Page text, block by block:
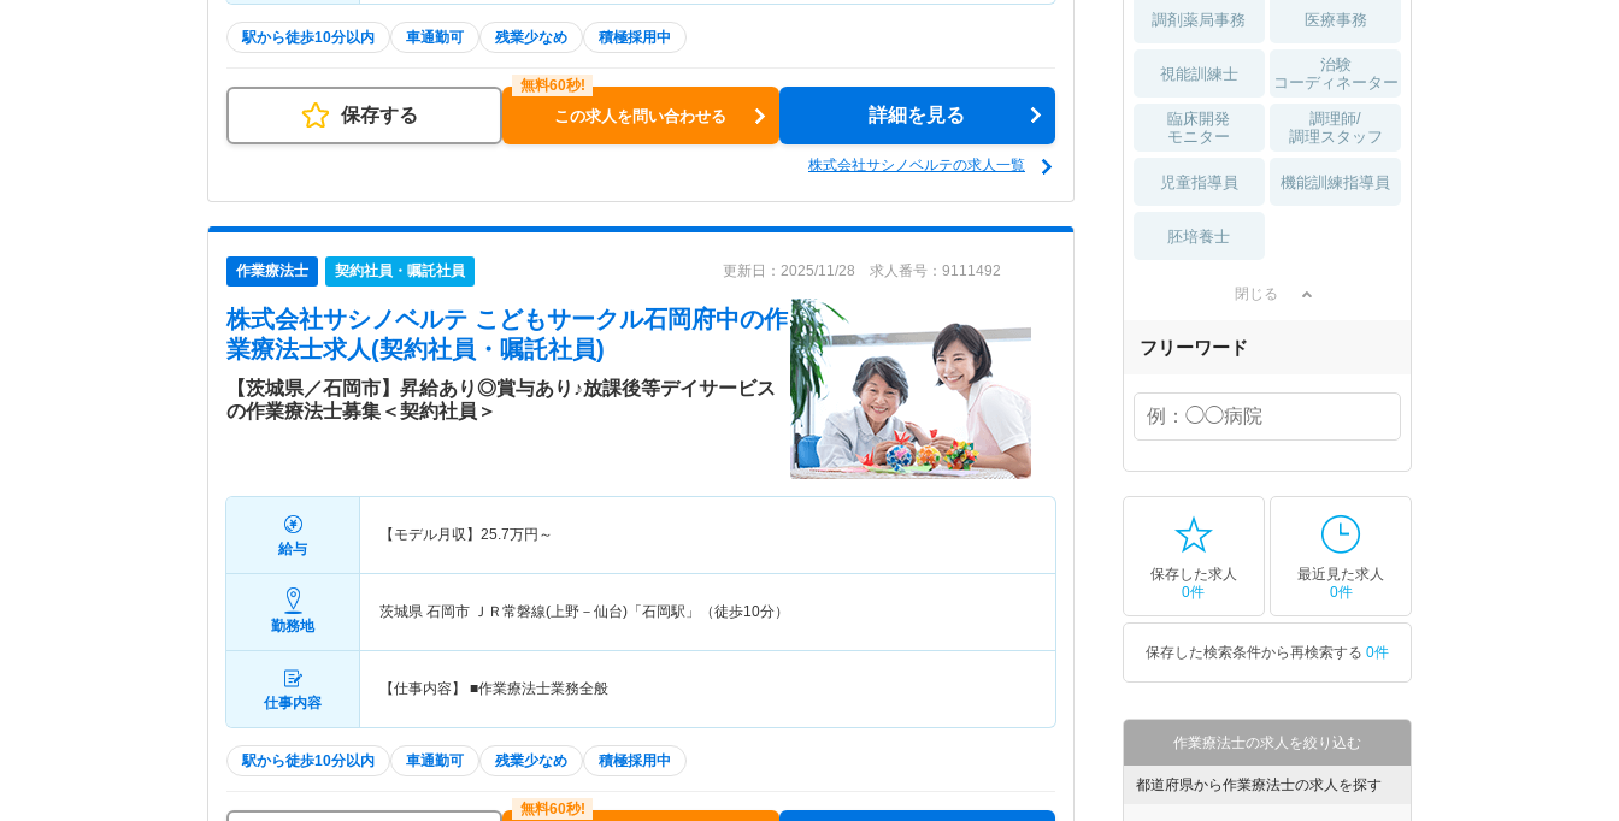
駅から徒歩10分以内 車通勤可 残業少なめ 積極採用中
保存する この求人を問い合わせる 詳細を見る
株式会社サシノベルテの求人一覧
作業療法士 契約社員・嘱託社員 更新日：2025/11/28 求人番号：9111492
株式会社サシノベルテ こどもサークル石岡府中の作
業療法士求人(契約社員・嘱託社員)
【茨城県／石岡市】昇給あり◎賞与あり♪放課後等デイサービス
の作業療法士募集＜契約社員＞
給与
【モデル月収】 25.7万円～
勤務地
茨城県 石岡市 ＪＲ常磐線(上野－仙台)「石岡駅」（徒歩10分）
仕事内容
【仕事内容】 ■作業療法士業務全般
駅から徒歩10分以内 車通勤可 残業少なめ 積極採用中
調剤薬局事務 医療事務
視能訓練士
治験
コーディネーター
臨床開発
モニター
調理師/
調理スタッフ
児童指導員 機能訓練指導員
胚培養士
閉じる
フリーワード
保存した求人
0件
最近見た求人
0件
保存した検索条件から再検索する 0件
作業療法士の求人を絞り込む
都道府県から作業療法士の求人を探す